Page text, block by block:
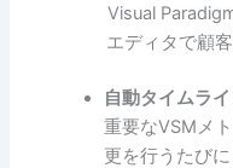
Visual
エディタで顧
自動タイムラ
重要なVSMメ
更を行うたび